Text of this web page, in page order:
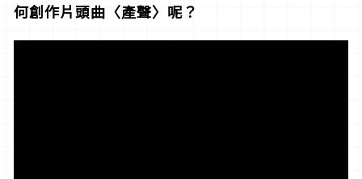
何創作片頭曲〈產聲〉呢？